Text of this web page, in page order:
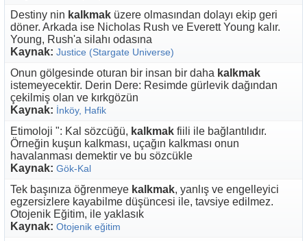
Destiny nin kalkmak üzere olmasından dolayı ekip geri
döner. Arkada ise Nicholas Rush ve Everett Young kalır.
Young, Rush'a silahı odasına
Kaynak: Justice (Stargate Universe)
Onun gölgesinde oturan bir insan bir daha kalkmak
istemeyecektir. Derin Dere: Resimde gürlevik dağından
çekilmiş olan ve kırkgözün
Kaynak: İnköy, Hafik
Etimoloji ": Kal sözcüğü, kalkmak fiili ile bağlantılıdır.
Örneğin kuşun kalkması, uçağın kalkması onun
havalanması demektir ve bu sözcükle
Kaynak: Gök-Kal
Tek başınıza öğrenmeye kalkmak, yanlış ve engelleyici
egzersizlere kayabilme düşüncesi ile, tavsiye edilmez.
Otojenik Eğitim, ile yaklasık
Kaynak: Otojenik eğitim